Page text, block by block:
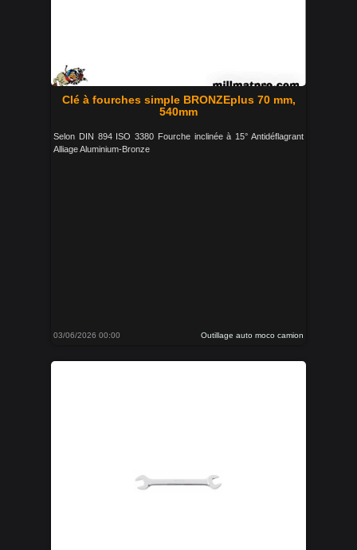
Clé à fourches simple BRONZEplus 70 mm,
540mm
Selon DIN 894 ISO 3380 Fourche inclinée à 15° Antidéflagrant
Alliage Aluminium-Bronze
03/06/2026 00:00 Outillage auto moco camion